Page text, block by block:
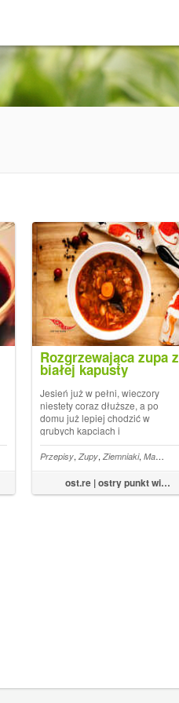
Buraki,Chili,Wigilia
Rozgrzewająca zupa z
białej kapusty
Jesień już w pełni, wieczory
niestety coraz dłuższe, a po
domu już lepiej chodzić w
grubych kapciach i
wełnianych skarpetach
ost.re | ostry punkt widzenia
Przepisy, Zupy, Ziemniaki, Marchew